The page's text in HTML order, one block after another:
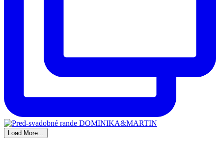
Load More...